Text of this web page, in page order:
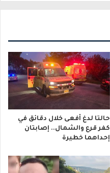
حالتا لدغ أفعى خلال دقائق في
كفر قرع والشمال.. إصابتان
إحداهما خطيرة